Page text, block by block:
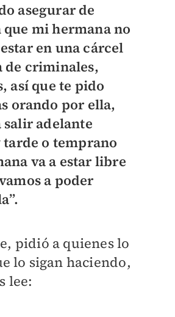
asegurar de
que mi hermana no
en una cárcel
de criminales,
así que te pido
orando por ella,
salir adelante
o temprano
va a estar libre
a poder
pidió a quienes lo
lo sigan haciendo,
lee: